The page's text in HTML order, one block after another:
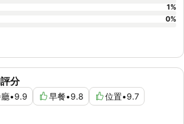
分
•9.9 早餐•9.8 位置•9.7
1%
0%